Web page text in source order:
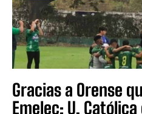
Gracias a Orense
Emelec: U.